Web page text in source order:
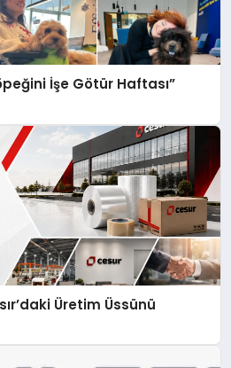
İşe Götür Haftası”
Üretim Üssünü